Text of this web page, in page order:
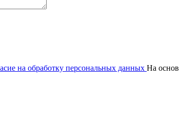
на обработку персональных данных На